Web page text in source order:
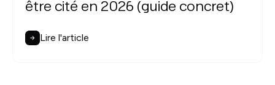
être cité en 2026 (guide concret)
Lire l'article